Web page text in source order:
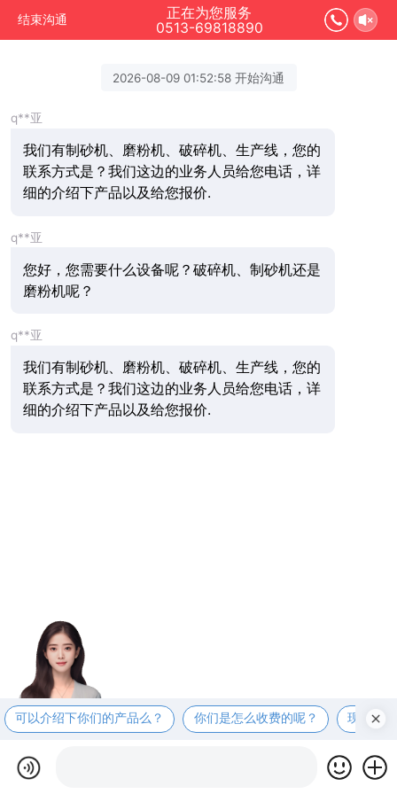
结束沟通
正在为您服务
0513-69818890
2026-08-09 01:52:58 开始沟通
q**亚
我们有制砂机、磨粉机、破碎机、生产线，您的
联系方式是？我们这边的业务人员给您电话，详
细的介绍下产品以及给您报价.
q**亚
您好，您需要什么设备呢？破碎机、制砂机还是
磨粉机呢？
q**亚
我们有制砂机、磨粉机、破碎机、生产线，您的
联系方式是？我们这边的业务人员给您电话，详
细的介绍下产品以及给您报价.
可以介绍下你们的产品么？ 你们是怎么收费的呢？ 现在有